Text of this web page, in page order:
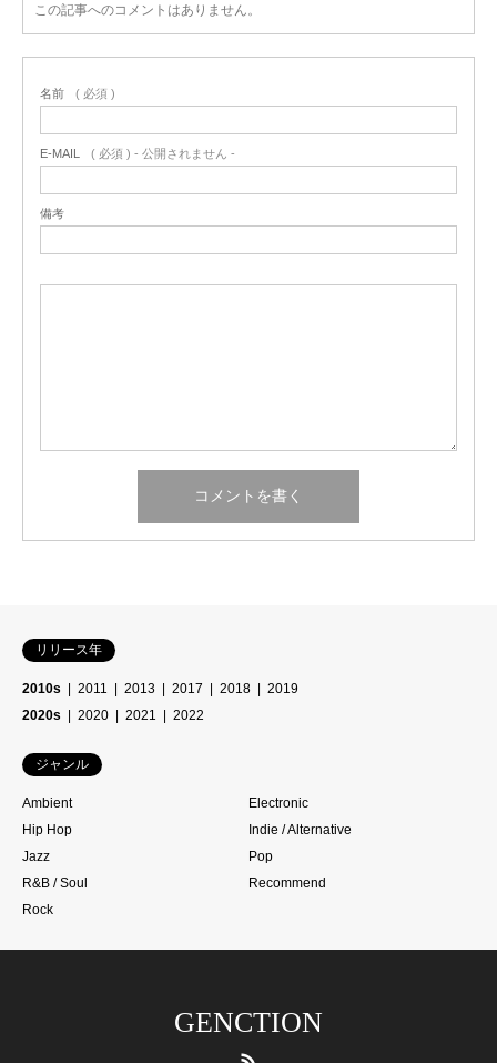
この記事へのコメントはありません。
名前 ( 必須 )
E-MAIL ( 必須 ) - 公開されません -
備考
リリース年
2010s 2011 2013 2017 2018
2019
2020s
2020 2021 2022
ジャンル
Ambient
Electronic
Hip Hop
Indie / Alternative
Jazz
Pop
R&B / Soul
Recommend
Rock
GENCTION